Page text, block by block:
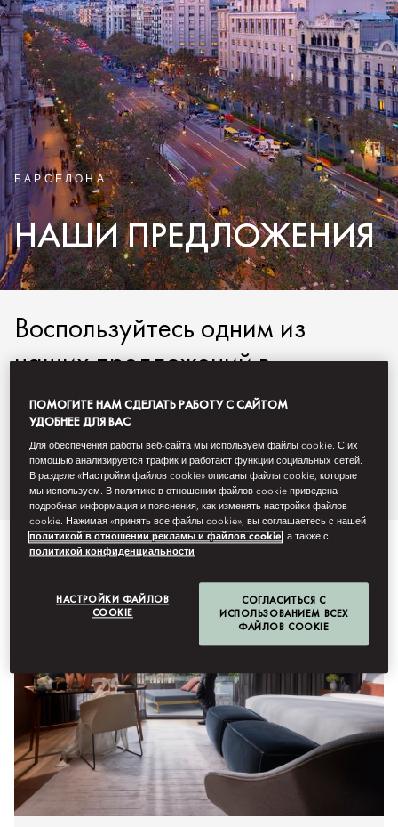
БАРСЕЛОНА
НАШИ ПРЕДЛОЖЕНИЯ
Воспользуйтесь одним из
наших предложений в
Mandarin Oriental, Barcelona и
подарите себе незабываемые
впечатления от путешествия.
ПОМОГИТЕ НАМ СДЕЛАТЬ РАБОТУ С САЙТОМ
УДОБНЕЕ ДЛЯ ВАС
Для обеспечения работы веб-сайта мы используем файлы cookie. С их
помощью анализируется трафик и работают функции социальных сетей.
В разделе «Настройки файлов cookie» описаны файлы cookie, которые
мы используем. В политике в отношении файлов cookie приведена
подробная информация и пояснения, как изменять настройки файлов
cookie. Нажимая «принять все файлы cookie», вы соглашаетесь с нашей
политикой в отношении рекламы и файлов cookie, а также с
политикой конфиденциальности
НАСТРОЙКИ ФАЙЛОВ
COOKIE
СОГЛАСИТЬСЯ С
ИСПОЛЬЗОВАНИЕМ ВСЕХ
ФАЙЛОВ COOKIE